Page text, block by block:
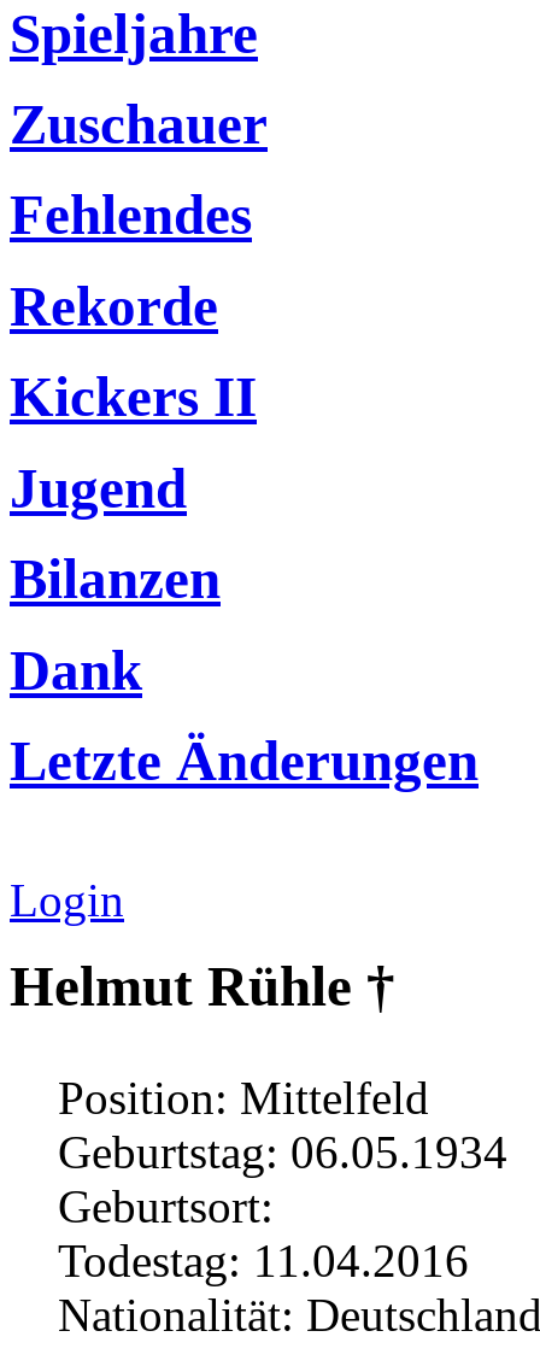
Spieljahre
Zuschauer
Fehlendes
Rekorde
Kickers II
Jugend
Bilanzen
Dank
Letzte Änderungen
Login
Helmut Rühle †
Position: Mittelfeld
Geburtstag: 06.05.1934
Geburtsort:
Todestag: 11.04.2016
Nationalität: